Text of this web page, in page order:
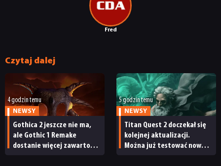
JUŻ GRALIŚMY
Fred
Czytaj dalej
4 godzin temu
NEWSY
Gothica 2 jeszcze nie ma,
ale Gothic 1 Remake
dostanie więcej zawartości.
5 godzin temu
NEWSY
Titan Quest 2 doczekał się
kolejnej aktualizacji.
Można już testować nową